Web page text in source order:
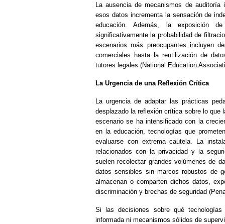
La ausencia de mecanismos de
esos datos incrementa la sensación de
educación. Además, la exposición
significativamente la probabilidad de
escenarios más preocupantes incluyen
comerciales hasta la reutilización de
tutores legales (National Education
La Urgencia de una Reflexión Crítica
La urgencia de adaptar las prácticas
desplazado la reflexión crítica sobre lo que
escenario se ha intensificado con la
en la educación, tecnologías que
evaluarse con extrema cautela. La
relacionados con la privacidad y la
suelen recolectar grandes volúmenes de
datos sensibles sin marcos robustos de
almacenan o comparten dichos datos,
discriminación y brechas de seguridad
Si las decisiones sobre qué tecnologías
informada ni mecanismos sólidos de